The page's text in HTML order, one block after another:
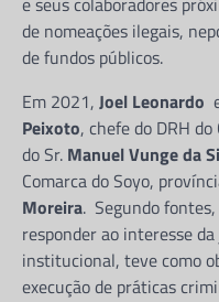
de nomeações ilegais,
de fundos públicos.
Em 2021, Joel Leonardo
Peixoto, chefe do DRH
do Sr. Manuel Vunge da
Comarca do Soyo,
Moreira. Segundo
responder ao interesse
institucional, teve como
execução de práticas